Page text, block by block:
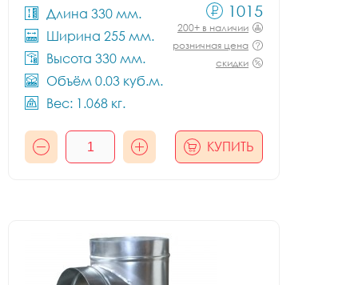
Длина 330 мм.
Ширина 255 мм.
Высота 330 мм.
Объём 0.03 куб.м.
Вес: 1.068 кг.
1015
200+ в наличии
розничная цена
скидки
КУПИТЬ